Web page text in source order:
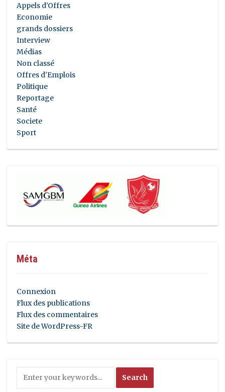
Appels d'Offres
Economie
grands dossiers
Interview
Médias
Non classé
Offres d'Emplois
Politique
Reportage
Santé
Societe
Sport
Méta
Connexion
Flux des publications
Flux des commentaires
Site de WordPress-FR